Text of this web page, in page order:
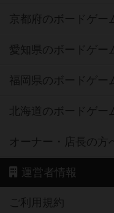
京都府のボードゲー
愛知県のボードゲー
福岡県のボードゲー
北海道のボードゲー
オーナー・店長の方
運営者情報
ご利用規約